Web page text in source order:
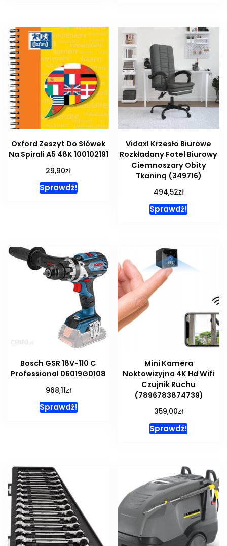
Oxford Zeszyt Do Słówek
Na Spirali A5 48K 100102191
29,90zł
Sprawdź!
Vidaxl Krzesło Biurowe
Rozkładany Fotel Biurowy
Ciemnoszary Obity
Tkaniną (349716)
494,52zł
Sprawdź!
Bosch GSR 18V-110 C
Professional 06019G0108
968,11zł
Sprawdź!
Mini Kamera
Noktowizyjna 4K Hd Wifi
Czujnik Ruchu
(7896783874739)
359,00zł
Sprawdź!